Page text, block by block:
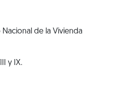
de la Vivienda
y IX.